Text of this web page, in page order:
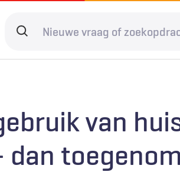
Search
Levenseinde
Door
van
dan